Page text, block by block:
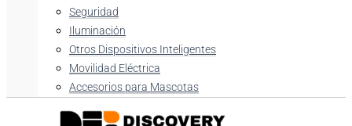
Seguridad
Iluminación
Otros Dispositivos Inteligentes
Movilidad Eléctrica
Accesorios para Mascotas